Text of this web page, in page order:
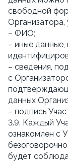
свободной
Организатора,
– ФИО;
– иные
– сведения,
с
данных
– подпись
3.9. Каждый
ознакомлен с
будет